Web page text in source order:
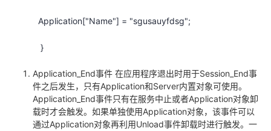
Application["Name"] = "sgusauyfdsg";
}
Application_End事件 在应用程序退出时用于Session_End事
件之后发生，只有Application和Server内置对象可使用。
Application_End事件只有在服务中止或者Application对象卸
载时才会触发。如果单独使用Application对象，该事件可以
通过Application对象再利用Unload事件卸载时进行触发。一